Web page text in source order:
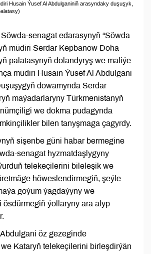
Husain Ýusef Al Abdulganiniň arasyndaky duşuşyk,
senagat edarasynyň “Söwda
müdiri Serdar Kepbanow Doha
palatasynyň dolandyryş we maliýe
müdiri Husain Ýusef Al Abdulgani
dowamynda Serdar
maýadarlaryny Türkmenistanyň
we dokma pudagynda
bilen tanyşmaga çagyrdy.
sişenbe güni habar bermegine
senagat hyzmatdaşlygyny
telekeçilerini bileleşik we
höweslendirmegiň, şeýle
goýum ýagdaýyny we
ösdürmegiň ýollaryny ara alyp
öz gezeginde
Kataryň telekeçilerini birleşdirýän